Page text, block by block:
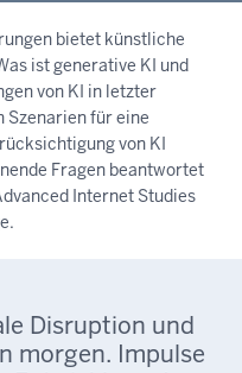
bietet künstliche
ist generative KI und
von KI in letzter
Szenarien für eine
von KI
Fragen beantwortet
Internet Studies
Disruption und
morgen. Impulse